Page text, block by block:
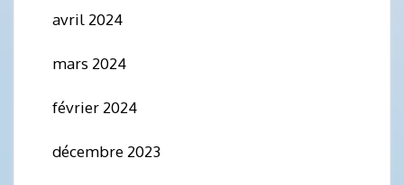
avril 2024
mars 2024
février 2024
décembre 2023